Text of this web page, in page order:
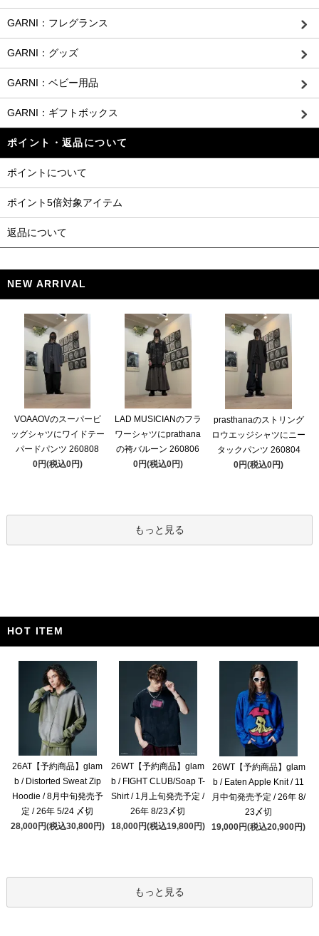
GARNI：フレグランス
GARNI：グッズ
GARNI：ベビー用品
GARNI：ギフトボックス
ポイント・返品について
ポイントについて
ポイント5倍対象アイテム
返品について
NEW ARRIVAL
VOAAOVのスーパービ
ッグシャツにワイドテー
パードパンツ 260808
0円(税込0円)
LAD MUSICIANのフラ
ワーシャツにprathana
の袴バルーン 260806
0円(税込0円)
prasthanaのストリング
ロウエッジシャツにニー
タックパンツ 260804
0円(税込0円)
もっと見る
HOT ITEM
26AT【予約商品】glam
b / Distorted Sweat Zip
Hoodie / 8月中旬発売予
定 / 26年 5/24 〆切
28,000円(税込30,800円)
26WT【予約商品】glam
b / FIGHT CLUB/Soap T-
Shirt / 1月上旬発売予定 /
26年 8/23〆切
18,000円(税込19,800円)
26WT【予約商品】glam
b / Eaten Apple Knit / 11
月中旬発売予定 / 26年 8/
23〆切
19,000円(税込20,900円)
もっと見る